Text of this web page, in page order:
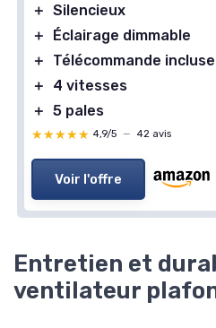
＋ Silencieux
＋
Éclairage dimmable
＋
Télécommande incluse
＋
4 vitesses
＋ 5 pales
★★★★★
★★★★★ 4,9/5 — 42 avis
Voir l'offre
Entretien et
ventilateur